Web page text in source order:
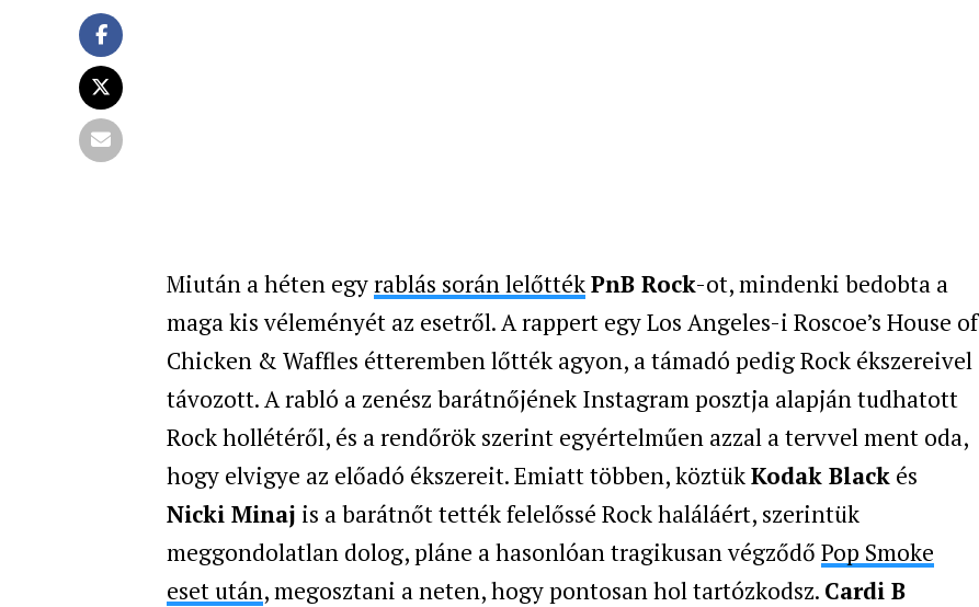
Miután a héten egyrablás során lelőttékPnB Rock-ot, mindenki bedobta a
maga kis véleményét az esetről. A rappert egy Los Angeles-i Roscoe’s House of
Chicken & Waffles étteremben lőtték agyon, a támadó pedig Rock ékszereivel
távozott. A rabló a zenész barátnőjének Instagram posztja alapján tudhatott
Rock hollétéről, és a rendőrök szerint egyértelműen azzal a tervvel ment oda,
hogy elvigye az előadó ékszereit. Emiatt többen, köztükKodak Black és
Nicki Minaj is a barátnőt tették felelőssé Rock haláláért, szerintük
meggondolatlan dolog, pláne a hasonlóan tragikusan végződő Pop Smoke
esetután, megosztani a neten, hogy pontosan hol tartózkodsz. Cardi B